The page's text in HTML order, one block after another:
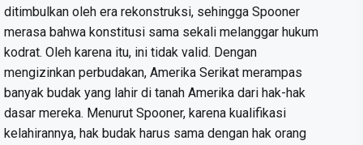
ditimbulkan oleh era rekonstruksi, sehingga Spooner
merasa bahwa konstitusi sama sekali melanggar hukum
kodrat. Oleh karena itu, ini tidak valid. Dengan
mengizinkan perbudakan, Amerika Serikat merampas
banyak budak yang lahir di tanah Amerika dari hak-hak
dasar mereka. Menurut Spooner, karena kualifikasi
kelahirannya, hak budak harus sama dengan hak orang